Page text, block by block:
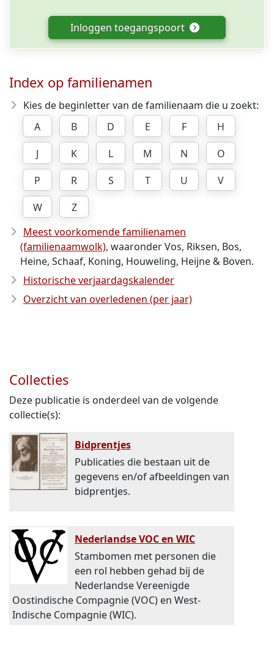
Inloggen toegangspoort
Index op familienamen
Kies de beginletter van de familienaam die u zoekt:
A
B D E F
H
J
K L M N
O
P
R S T U
V
W
Z
Meest voorkomende familienamen
(familienaamwolk), waaronder Vos, Riksen, Bos,
Heine, Schaaf, Koning, Houweling, Heijne & Boven.
Historische verjaardagskalender
Overzicht van overledenen (per jaar)
Collecties
Deze publicatie is onderdeel van de volgende
collectie(s):
Bidprentjes
Publicaties die bestaan uit de
gegevens en/of afbeeldingen van
bidprentjes.
Nederlandse VOC en WIC
Stambomen met personen die
een rol hebben gehad bij de
Nederlandse Vereenigde
Oostindische Compagnie (VOC) en West-
Indische Compagnie (WIC).